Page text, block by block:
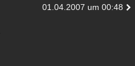
01.04.2007 um 00:48